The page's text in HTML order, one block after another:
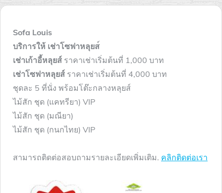
Sofa Louis
บริการให้ เช่าโซฟาหลุยส
เช่าเก้าอี้หลุยส์ ราคาเช่าเริ่มต้นที่ 1,000 บาท
เช่าโซฟาหลุยส์ ราคาเช่าเริ่มต้นที่ 4,000 บาท
ชุดละ 5 ที่นั่ง พร้อมโต๊ะกลางหลุยส์
ไม้สัก ชุด (แคทรียา) VIP
ไม้สัก ชุด (มณียา)
ไม้สัก ชุด (กนกไทย) VIP
สามารถติดต่อสอบถามรายละเอียดเพิ่มเติม. คลิกติดต่อเรา